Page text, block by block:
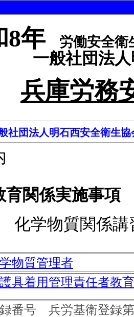
8年 労働安全衛
一般社団法
兵庫労務
社団法人明石西安全衛生
関係実施事項
化学物質関係
物質管理者
具着用管理責任者教育
番号 兵労基衛登録